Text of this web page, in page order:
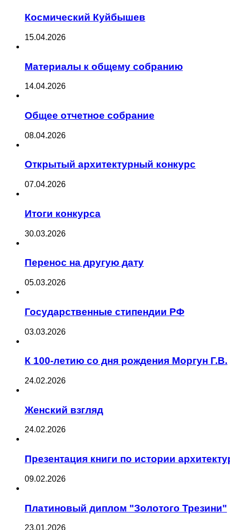
Космический Куйбышев
15.04.2026
Материалы к общему собранию
14.04.2026
Общее отчетное собрание
08.04.2026
Открытый архитектурный конкурс
07.04.2026
Итоги конкурса
30.03.2026
Перенос на другую дату
05.03.2026
Государственные стипендии РФ
03.03.2026
К 100-летию со дня рождения Моргун Г.В.
24.02.2026
Женский взгляд
24.02.2026
Презентация книги по истории
09.02.2026
Платиновый диплом "Золотого Трезини"
23.01.2026